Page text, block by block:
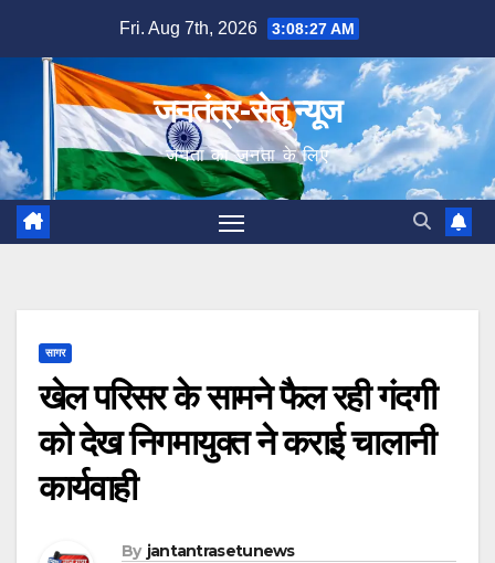
content
Fri. Aug 7th, 2026 3:08:28 AM
जनतंत्र-सेतु न्यूज
जनता का जनता के लिए
सागर
खेल परिसर के सामने फैल रही गंदगी
को देख निगमायुक्त ने कराई चालानी
कार्यवाही
By jantantrasetunews